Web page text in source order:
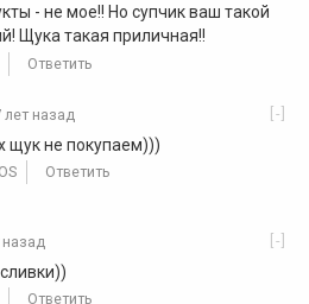
- не мое!! Но супчик ваш такой
Щука такая приличная!!
Ответить
[-]
лет назад
щук не покупаем)))
Ответить
[-]
назад
Ответить